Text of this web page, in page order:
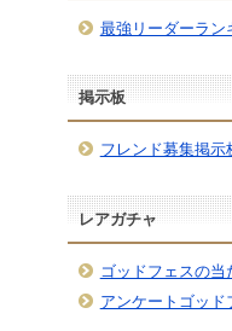
最強リーダーラン
掲示板
フレンド募集掲示
レアガチャ
ゴッドフェスの当
アンケートゴッド